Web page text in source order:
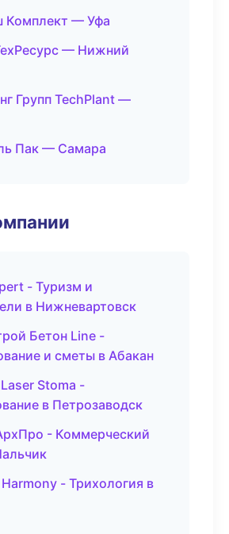
Комплект — Уфа
— Нижний
Групп TechPlant —
Пак — Самара
- Туризм и
в Нижневартовск
Бетон Line -
и сметы в Абакан
Stoma -
в Петрозаводск
- Коммерческий
- Трихология в